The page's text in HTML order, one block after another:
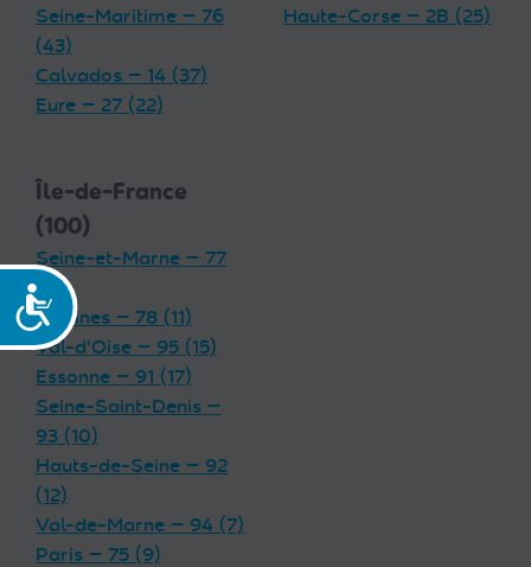
Accessibilité
Seine-Maritime — 76
(43)
Calvados — 14 (37)
Eure — 27 (22)
Haute-Corse — 2B (25)
Île-de-France
(100)
Seine-et-Marne — 77
(19)
Yvelines — 78 (11)
Val-d'Oise — 95 (15)
Essonne — 91 (17)
Seine-Saint-Denis —
93 (10)
Hauts-de-Seine — 92
(12)
Val-de-Marne — 94 (7)
Paris — 75 (9)